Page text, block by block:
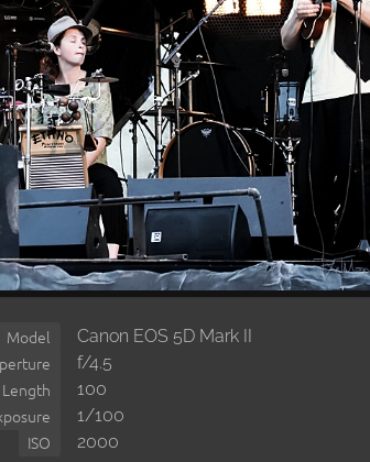
Model Canon EOS 5D Mark II
f/4.5
Length 100
1/100
ISO 2000